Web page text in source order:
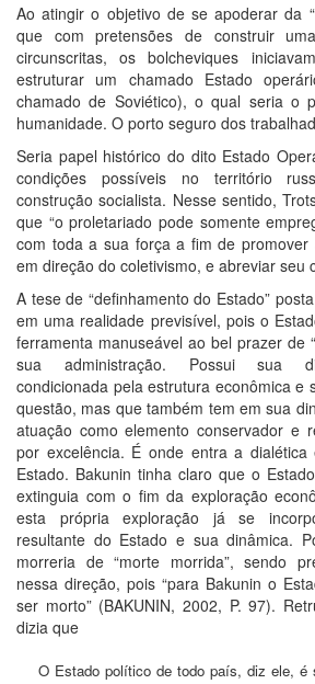
Ao atingir o objetivo de se apoderar da
que com pretensões de construir
circunscritas, os bolcheviques
estruturar um chamado Estado
chamado de Soviético), o qual seria o
humanidade. O porto seguro dos
Seria papel histórico do dito Estado
condições possíveis no território
construção socialista. Nesse sentido,
que “o proletariado pode somente
com toda a sua força a fim de promover
em direção do coletivismo, e abreviar seu
A tese de “definhamento do Estado”
em uma realidade previsível, pois o
ferramenta manuseável ao bel prazer de
sua administração. Possui sua
condicionada pela estrutura econômica e
questão, mas que também tem em sua
atuação como elemento conservador e
por excelência. É onde entra a
Estado. Bakunin tinha claro que o
extinguia com o fim da exploração
esta própria exploração já se
resultante do Estado e sua dinâmica.
morreria de “morte morrida”, sendo
nessa direção, pois “para Bakunin o
ser morto” (BAKUNIN, 2002, P. 97).
dizia que
O Estado político de todo país, diz ele, é